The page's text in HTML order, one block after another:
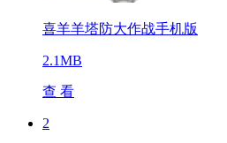
喜羊羊塔防大作战手机版
2.1MB
查 看
2